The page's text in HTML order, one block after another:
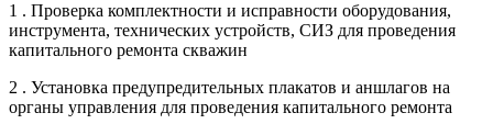
1 . Проверка комплектности и исправности оборудования,
инструмента, технических устройств, СИЗ для проведения
капитального ремонта скважин
2 . Установка предупредительных плакатов и аншлагов на
органы управления для проведения капитального ремонта